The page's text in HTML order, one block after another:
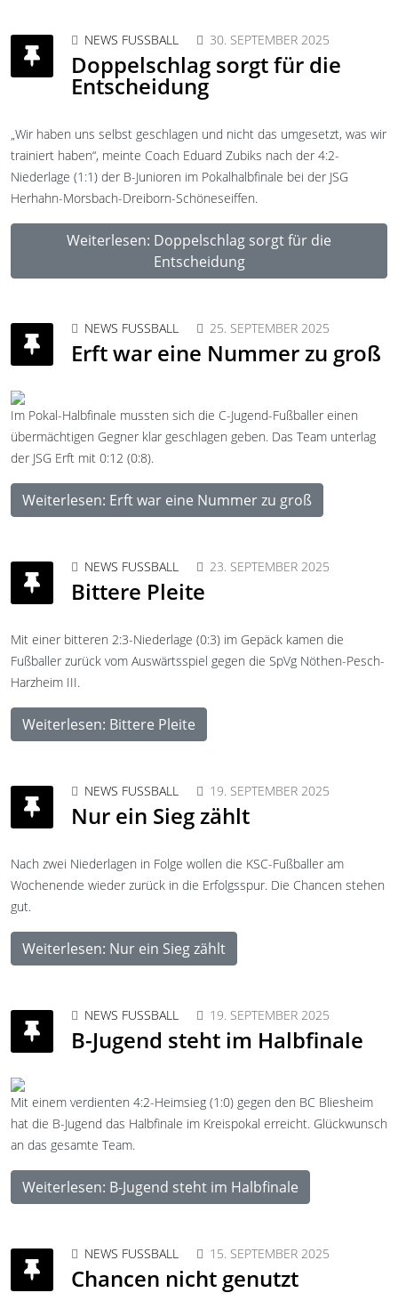
NEWS FUSSBALL 30. SEPTEMBER 2025
Doppelschlag sorgt für die
Entscheidung
„Wir haben uns selbst geschlagen und nicht das umgesetzt, was wir
trainiert haben“, meinte Coach Eduard Zubiks nach der 4:2-
Niederlage (1:1) der B-Junioren im Pokalhalbfinale bei der JSG
Herhahn-Morsbach-Dreiborn-Schöneseiffen.
Weiterlesen: Doppelschlag sorgt für die
Entscheidung
NEWS FUSSBALL 25. SEPTEMBER 2025
Erft war eine Nummer zu groß
Im Pokal-Halbfinale mussten sich die C-Jugend-Fußballer einen
übermächtigen Gegner klar geschlagen geben. Das Team unterlag
der JSG Erft mit 0:12 (0:8).
Weiterlesen: Erft war eine Nummer zu groß
NEWS FUSSBALL 23. SEPTEMBER 2025
Bittere Pleite
Mit einer bitteren 2:3-Niederlage (0:3) im Gepäck kamen die
Fußballer zurück vom Auswärtsspiel gegen die SpVg Nöthen-Pesch-
Harzheim III.
Weiterlesen: Bittere Pleite
NEWS FUSSBALL 19. SEPTEMBER 2025
Nur ein Sieg zählt
Nach zwei Niederlagen in Folge wollen die KSC-Fußballer am
Wochenende wieder zurück in die Erfolgsspur. Die Chancen stehen
gut.
Weiterlesen: Nur ein Sieg zählt
NEWS FUSSBALL 19. SEPTEMBER 2025
B-Jugend steht im Halbfinale
Mit einem verdienten 4:2-Heimsieg (1:0) gegen den BC Bliesheim
hat die B-Jugend das Halbfinale im Kreispokal erreicht. Glückwunsch
an das gesamte Team.
Weiterlesen: B-Jugend steht im Halbfinale
NEWS FUSSBALL 15. SEPTEMBER 2025
Chancen nicht genutzt